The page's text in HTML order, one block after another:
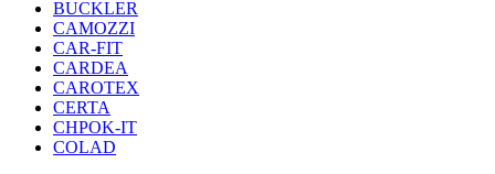
BUCKLER
CAMOZZI
CAR-FIT
CARDEA
CAROTEX
CERTA
CHPOK-IT
COLAD